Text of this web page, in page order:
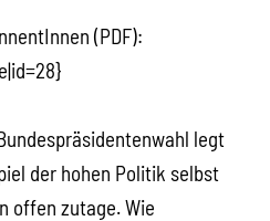
(PDF):
legt
der hohen Politik selbst
offen zutage. Wie